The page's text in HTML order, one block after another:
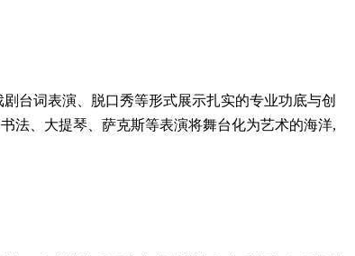
台词表演、脱口秀等形式展示扎实的专业功底与创
法、大提琴、萨克斯等表演将舞台化为艺术的海洋,